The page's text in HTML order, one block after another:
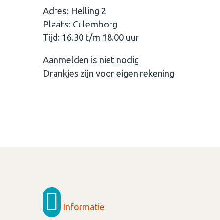
Adres: Helling 2
Plaats: Culemborg
Tijd: 16.30 t/m 18.00 uur
Aanmelden is niet nodig
Drankjes zijn voor eigen rekening
Informatie